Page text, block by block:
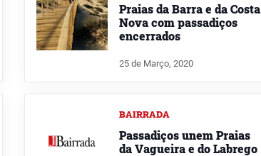
Praias da Barra e da Costa
Nova com passadiços
encerrados
25 de Março, 2020
BAIRRADA
Passadiços unem Praias
da Vagueira e do Labrego